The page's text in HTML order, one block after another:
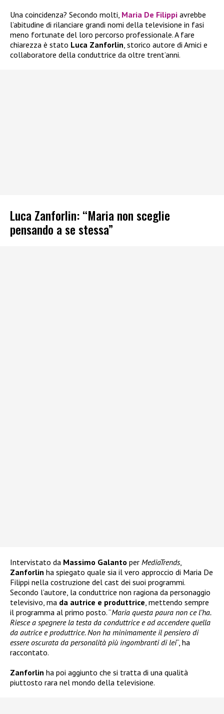
Una coincidenza? Secondo molti, Maria De Filippi avrebbe
l’abitudine di rilanciare grandi nomi della televisione in fasi
meno fortunate del loro percorso professionale. A fare
chiarezza è stato Luca Zanforlin , storico autore di Amici e
collaboratore della conduttrice da oltre trent’anni.
Luca Zanforlin: “Maria non sceglie
pensando a se stessa”
Intervistato da Massimo Galanto per MediaTrends,
Zanforlin ha spiegato quale sia il vero approccio di Maria De
Filippi nella costruzione del cast dei suoi programmi.
Secondo l’autore, la conduttrice non ragiona da personaggio
televisivo, ma da autrice e produttrice , mettendo sempre
il programma al primo posto. “Maria questa paura non ce l’ha.
Riesce a spegnere la testa da conduttrice e ad accendere quella
da autrice e produttrice. Non ha minimamente il pensiero di
essere oscurata da personalità più ingombranti di lei“, ha
raccontato.
Zanforlin ha poi aggiunto che si tratta di una qualità
piuttosto rara nel mondo della televisione.